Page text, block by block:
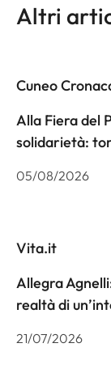
Altri
Cuneo
Alla Fiera del
solidarietà:
05/08/2026
Vita.it
Allegra
realtà di
21/07/2026